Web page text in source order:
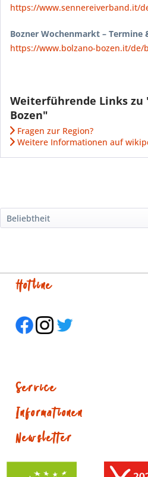
https://www.sennereiverband.it/
Bozner Wochenmarkt –
https://www.bolzano-bozen.it/
Weiterführende Links zu
Bozen"
Fragen zur Region?
Weitere Informationen auf
Hotline
Service
Informationen
Newsletter